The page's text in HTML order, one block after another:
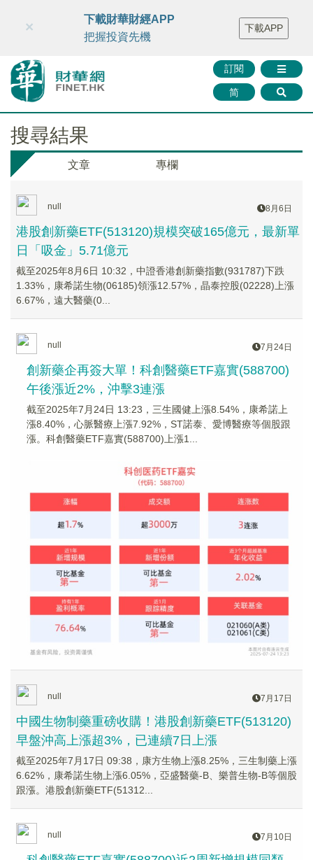
財華智庫網 FINTV FINMETA 財華證券 媒體矩陣
智庫沙龍
聯絡我們
訂閱
简
×
下載財華財經APP
把握投資先機
下載APP
搜尋結果
文章 專欄
null 8月6日
港股創新藥ETF(513120)規模突破165億元，最新單
日「吸金」5.71億元
截至2025年8月6日 10:32，中證香港創新藥指數(931787)下跌
1.33%，康希諾生物(06185)領漲12.57%，晶泰控股(02228)上漲
6.67%，遠大醫藥(0...
null 7月24日
創新藥企再簽大單！科創醫藥ETF嘉實(588700)
午後漲近2%，沖擊3連漲
截至2025年7月24日 13:23，三生國健上漲8.54%，康希諾上
漲8.40%，心脈醫療上漲7.92%，ST諾泰、愛博醫療等個股跟
漲。科創醫藥ETF嘉實(588700)上漲1...
null 7月17日
中國生物制藥重磅收購！港股創新藥ETF(513120)
早盤沖高上漲超3%，已連續7日上漲
截至2025年7月17日 09:38，康方生物上漲8.25%，三生制藥上漲
6.62%，康希諾生物上漲6.05%，亞盛醫藥-B、樂普生物-B等個股
跟漲。港股創新藥ETF(51312...
null 7月10日